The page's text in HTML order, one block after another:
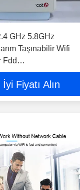
GHz 5.8GHz
Taşınabilir Wifi
Fdd
38/40 /41
İyi Fiyatı Alın